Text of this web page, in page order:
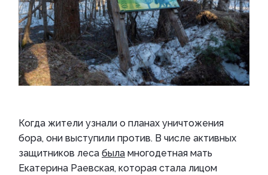
Когда жители узнали о планах уничтожения
бора, они выступили против. В числе активных
защитников леса была многодетная мать
Екатерина Раевская, которая стала лицом